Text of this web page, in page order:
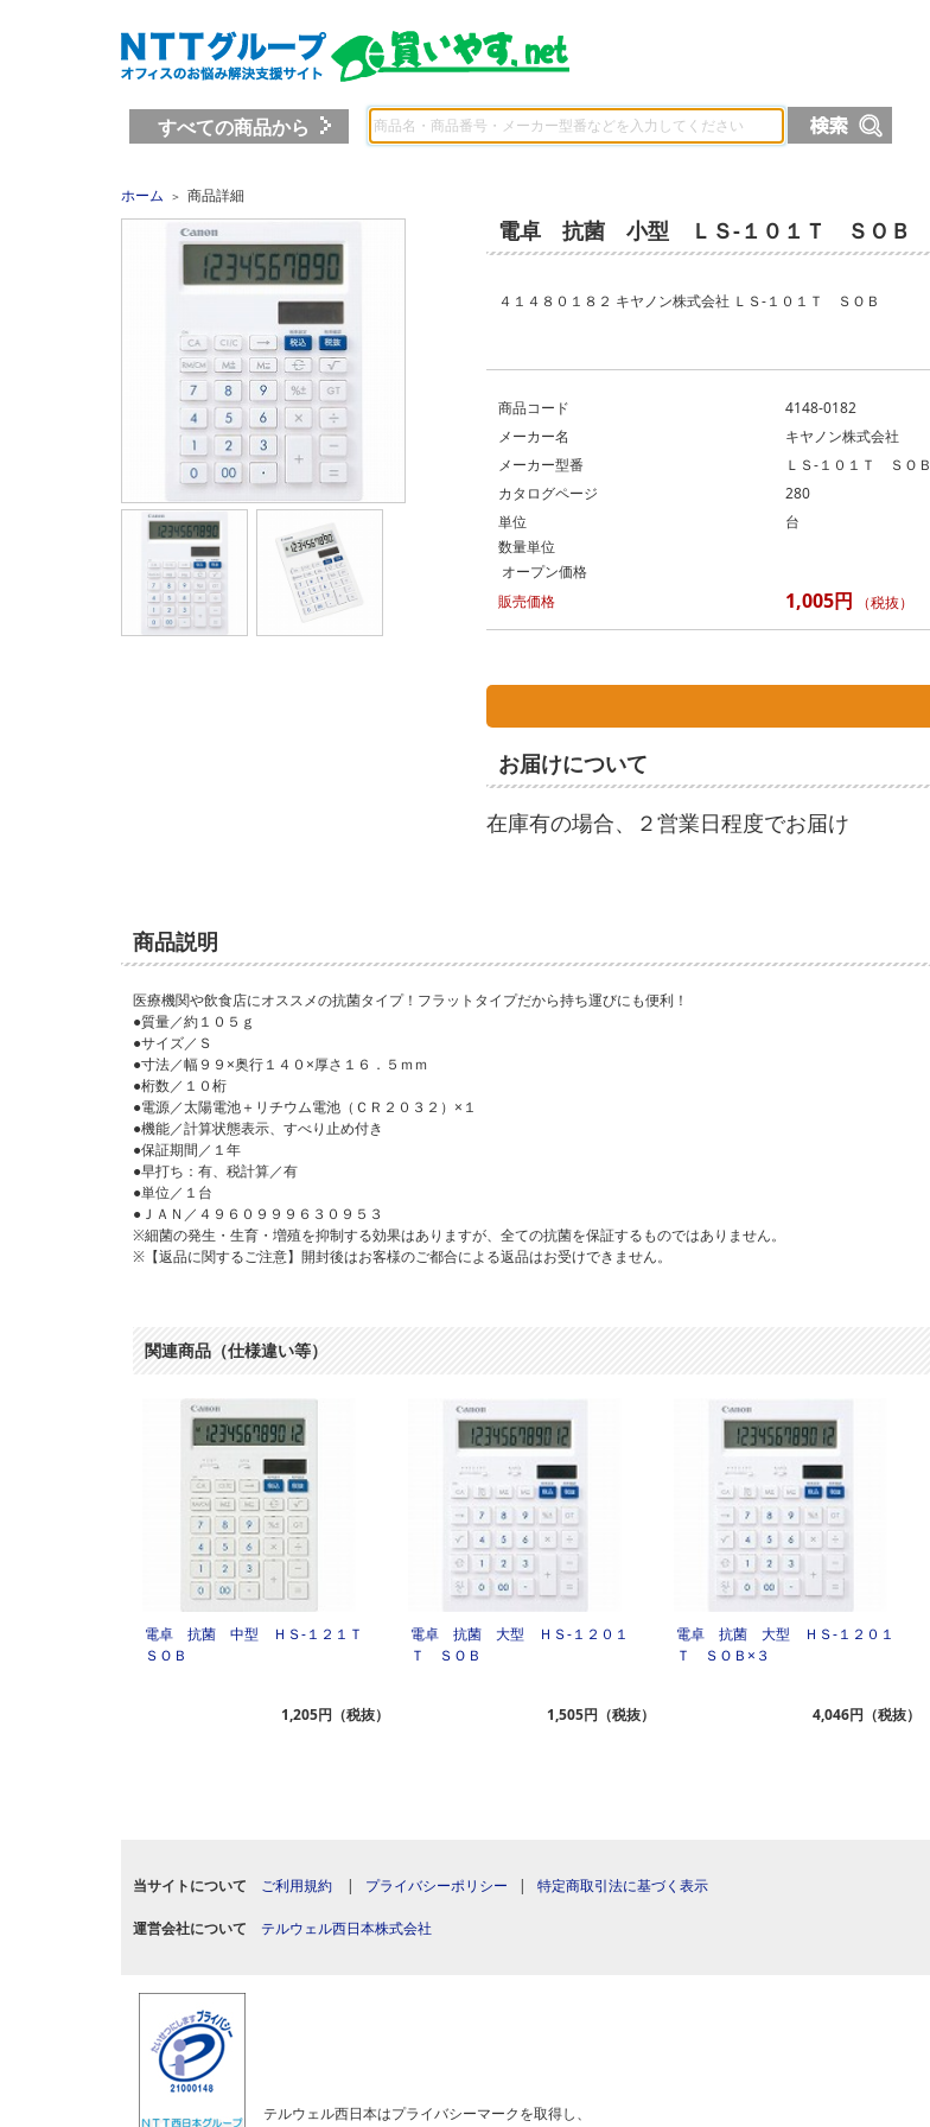
すべての商品から
ホーム ＞ 商品詳細
電卓 抗菌 小型 ＬＳ‐１０１Ｔ ＳＯＢ
４１４８０１８２ キヤノン株式会社 ＬＳ‐１０１Ｔ ＳＯＢ
商品コード
4148-0182
メーカー名
キヤノン株式会社
メーカー型番
ＬＳ‐１０１Ｔ ＳＯＢ
カタログページ
280
単位
台
数量単位
オープン価格
販売価格
1,005円 （税抜）
お届けについて
在庫有の場合、２営業日程度でお届け
商品説明
医療機関や飲食店にオススメの抗菌タイプ！フラットタイプだから持ち運びにも便利！
●質量／約１０５ｇ
●サイズ／Ｓ
●寸法／幅９９×奥行１４０×厚さ１６．５ｍｍ
●桁数／１０桁
●電源／太陽電池＋リチウム電池（ＣＲ２０３２）×１
●機能／計算状態表示、すべり止め付き
●保証期間／１年
●早打ち：有、税計算／有
●単位／１台
●ＪＡＮ／４９６０９９９６３０９５３
※細菌の発生・生育・増殖を抑制する効果はありますが、全ての抗菌を保証するものではありません。
※【返品に関するご注意】開封後はお客様のご都合による返品はお受けできません。
関連商品（仕様違い等）
電卓 抗菌 中型 ＨＳ‐１２１Ｔ
ＳＯＢ
1,205円（税抜）
電卓 抗菌 大型 ＨＳ‐１２０１
Ｔ ＳＯＢ
1,505円（税抜）
電卓 抗菌 大型 ＨＳ‐１２０１
Ｔ ＳＯＢ×３
4,046円（税抜）
当サイトについて ご利用規約 | プライバシーポリシー | 特定商取引法に基づく表示
運営会社について テルウェル西日本株式会社
テルウェル西日本はプライバシーマークを取得し、